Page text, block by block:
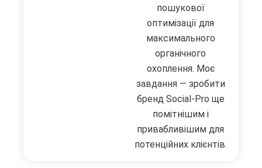
пошукової
оптимізації для
максимального
органічного
охоплення. Моє
завдання — зробити
бренд Social-Pro ще
помітнішим і
привабливішим для
потенційних клієнтів.